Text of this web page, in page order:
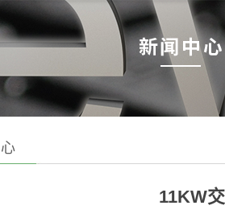
11KW